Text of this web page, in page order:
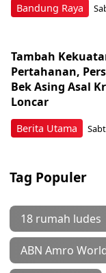
Bandung Raya
Berita Utama
Tambah
Pertahanan,
Bek Asing Asal
Loncar
Tag Populer
18 rumah ludes
ABN Amro